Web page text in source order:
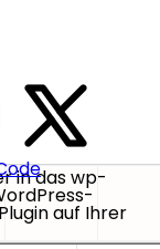
in das wp-
auf Ihrer